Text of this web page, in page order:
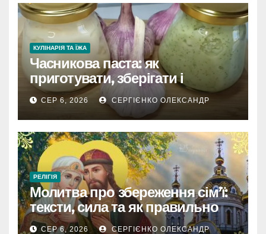
КУЛІНАРІЯ ТА ЇЖА
Часникова паста: як
приготувати, зберігати і
розкрити весь смак
СЕР 6, 2026 СЕРГІЄНКО ОЛЕКСАНДР
РЕЛІГІЯ
Молитва про збереження сім’ї:
тексти, сила та як правильно
читати
СЕР 6, 2026 СЕРГІЄНКО ОЛЕКСАНДР